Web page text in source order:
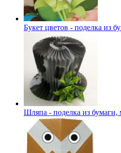
Букет цветов - поделка из
Шляпа - поделка из бумаги,